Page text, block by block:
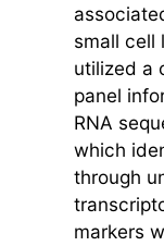
small cell
utilized a
panel
RNA
which
through
markers